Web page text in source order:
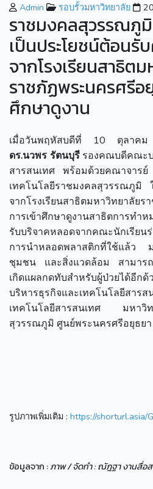
Admin รอบรั้วมหาวิทยาลัย
ราชมงคลสุวรรณภูมิ
เป็นประโยชน์ต้อนรั
จากโรงเรียนสาธิต
ราชภัฏพระนครศรีอ
ศึกษาดูงาน
เมื่อวันพฤหัสบดีที่ 10 ตุลาค
ดร.นวพร รัตนบุรีรองคณบดีคณะบ
สารสนเทศ พร้อมด้วยคณาจาร
เทคโนโลยีราชมงคลสุวรรณภูมิ
จากโรงเรียนสาธิตมหาวิทยาลัย
การเข้าศึกษาดูงานสาธิตการทำ
รับบริจาคหลอดจากคณะนักเรียน
การนำหลอดพลาสติกที่ใช้แล้ว ม
ชุมชน และสิ่งแวดล้อม สามารถ
เกิดแผลกดทับสำหรับผู้ป่วยไ
บริหารธุรกิจและเทคโนโลยี
เทคโนโลยีสารสนเทศ มหาวิท
สุวรรณภูมิ ศูนย์พระนครศรีอยุธย
รูปภาพเพิ่มเติม : https://shorturl.asia/
ข้อมูลจาก :ภาพ / จัดทำ : ณัฎฐา งานสื่อ